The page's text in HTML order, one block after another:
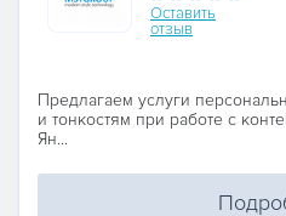
Оставить
отзыв
Предлагаем услуги
и тонкостям при работе с
Ян...